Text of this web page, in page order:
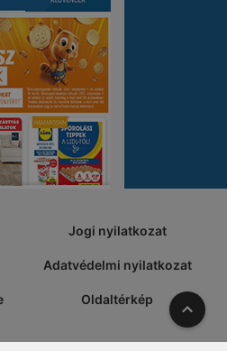
Jogi nyilatkozat
Adatvédelmi nyilatkozat
Oldaltérkép A